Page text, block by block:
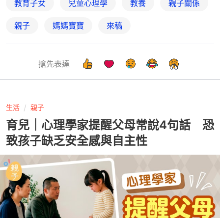
教育子女 兒童心理學 教養 親子關係
親子 媽媽寶寶 來稿
搶先表達
生活 親子
育兒｜心理學家提醒父母常說4句話 恐
致孩子缺乏安全感與自主性